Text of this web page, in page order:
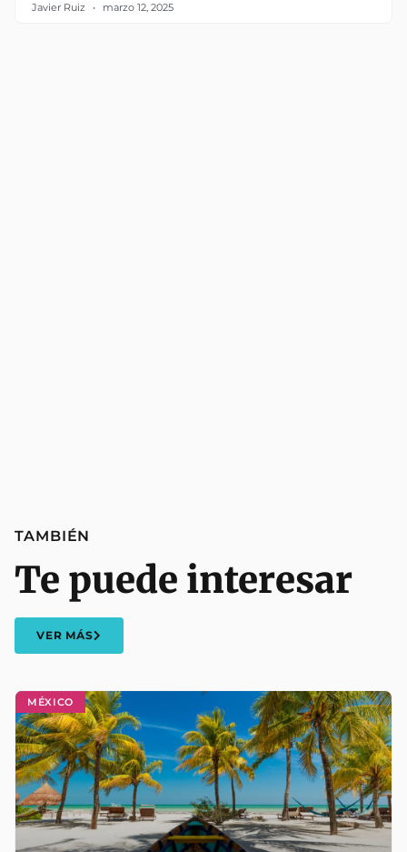
Javier Ruiz marzo 12, 2025
MÉXICO
TAMBIÉN
Te puede interesar
VER MÁS